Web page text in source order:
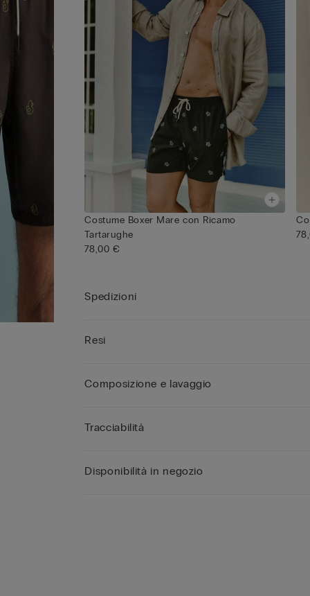
Costume Boxer Mare con Ricamo
Tartarughe
78,00 €
Spedizioni
Resi
Composizione e lavaggio
Tracciabilità
Disponibilità in negozio